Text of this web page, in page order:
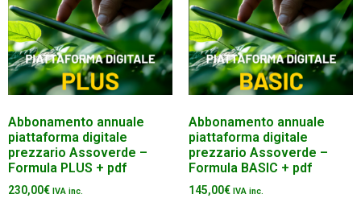
Abbonamento annuale
piattaforma digitale
prezzario Assoverde –
Formula PLUS + pdf
230,00€ IVA inc.
Abbonamento annuale
piattaforma digitale
prezzario Assoverde –
Formula BASIC + pdf
145,00€ IVA inc.